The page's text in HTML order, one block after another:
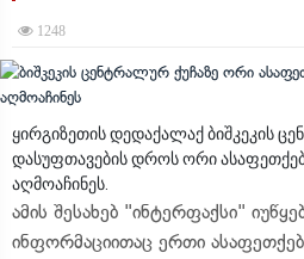
1248
ყირგიზეთის დედაქალაქ ბიშკეკის
დასუფთავების დროს ორი
აღმოაჩინეს.
ამის შესახებ "ინტერფაქსი"
ინფორმაციითაც ერთი